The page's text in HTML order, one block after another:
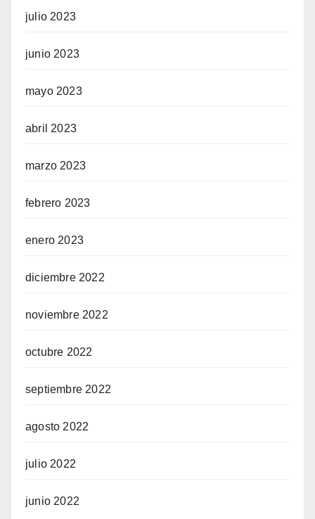
julio 2023
junio 2023
mayo 2023
abril 2023
marzo 2023
febrero 2023
enero 2023
diciembre 2022
noviembre 2022
octubre 2022
septiembre 2022
agosto 2022
julio 2022
junio 2022